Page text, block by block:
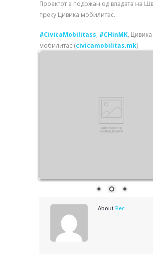
Проектот е подржан од владата на
преку Цивика мобилитас.
#CivicaMobilitass, #CHinMK, Цивика
мобилитас (civicamobilitas.mk)
AboutRec